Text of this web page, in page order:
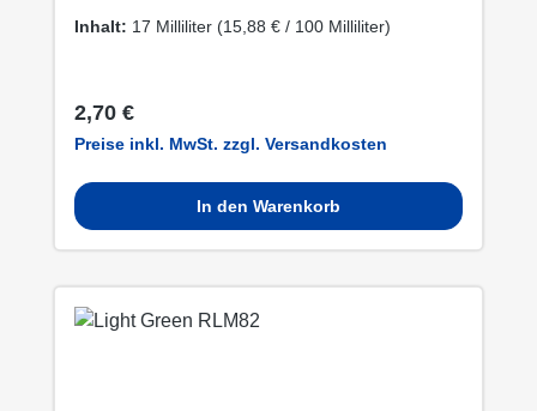
Inhalt: 17 Milliliter (15,88 € / 100 Milliliter)
Regulärer Preis:
2,70 €
Preise inkl. MwSt. zzgl. Versandkosten
In den Warenkorb